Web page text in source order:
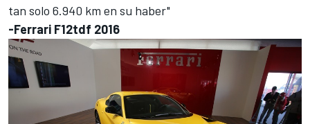
tan solo 6.940 km en su haber"
-Ferrari F12tdf 2016